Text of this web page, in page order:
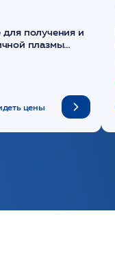
получения и
плазмы
цены